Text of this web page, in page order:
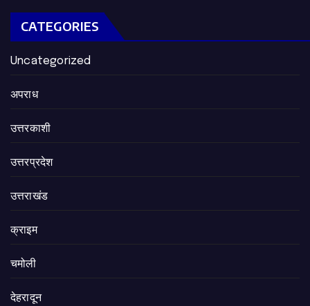
CATEGORIES
Uncategorized
अपराध
उत्तरकाशी
उत्तरप्रदेश
उत्तराखंड
क्राइम
चमोली
देहरादून